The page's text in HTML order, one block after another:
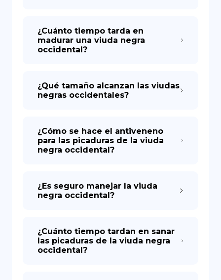
¿Cuánto tiempo tarda en
madurar una viuda negra
occidental?
¿Qué tamaño alcanzan las viudas
negras occidentales?
¿Cómo se hace el antiveneno
para las picaduras de la viuda
negra occidental?
¿Es seguro manejar la viuda
negra occidental?
¿Cuánto tiempo tardan en sanar
las picaduras de la viuda negra
occidental?